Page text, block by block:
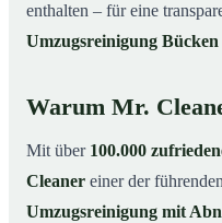
enthalten – für eine
Umzugsreinigung Bücken
Warum Mr.
Mit über 100.000
Cleaner einer der
Umzugsreinigung mit